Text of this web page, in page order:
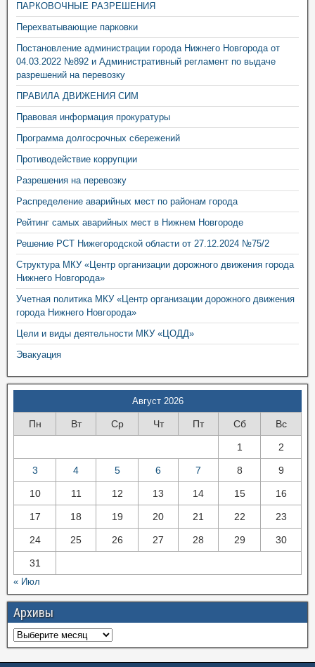
ПАРКОВОЧНЫЕ РАЗРЕШЕНИЯ
Перехватывающие парковки
Постановление администрации города Нижнего Новгорода от
04.03.2022 №892 и Административный регламент по выдаче
разрешений на перевозку
ПРАВИЛА ДВИЖЕНИЯ СИМ
Правовая информация прокуратуры
Программа долгосрочных сбережений
Противодействие коррупции
Разрешения на перевозку
Распределение аварийных мест по районам города
Рейтинг самых аварийных мест в Нижнем Новгороде
Решение РСТ Нижегородской области от 27.12.2024 №75/2
Структура МКУ «Центр организации дорожного движения города
Нижнего Новгорода»
Учетная политика МКУ «Центр организации дорожного движения
города Нижнего Новгорода»
Цели и виды деятельности МКУ «ЦОДД»
Эвакуация
Август 2026
Пн Вт Ср Чт Пт Сб Вс
1 2
3 4 5 6 7 8 9
10 11 12 13 14 15 16
17 18 19 20 21 22 23
24 25 26 27 28 29 30
31
« Июл
Архивы